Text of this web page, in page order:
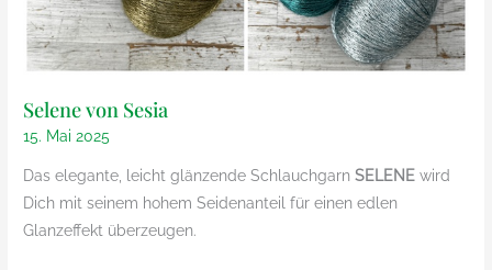
Selene von Sesia
15. Mai 2025
Das elegante, leicht glänzende SchlauchgarnSELENE wird
Dich mit seinem hohem Seidenanteil für einen edlen
Glanzeffekt überzeugen.